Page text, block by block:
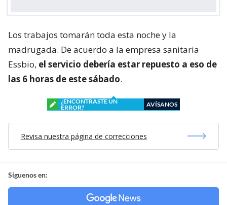
Los trabajos tomarán toda esta noche y la
madrugada. De acuerdo a la empresa sanitaria
Essbio, el servicio debería estar repuesto a eso de
las 6 horas de este sábado.
¿ENCONTRASTE UN
ERROR?
AVÍSANOS
Revisa nuestra página de correcciones
Síguenos en: